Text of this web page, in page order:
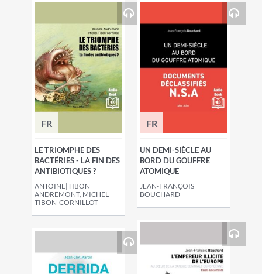
FR
LE TRIOMPHE DES
BACTÉRIES - LA FIN DES
ANTIBIOTIQUES ?
ANTOINE|TIBON
ANDREMONT, MICHEL
TIBON-CORNILLOT
FR
UN DEMI-SIÈCLE AU
BORD DU GOUFFRE
ATOMIQUE
JEAN-FRANÇOIS
BOUCHARD